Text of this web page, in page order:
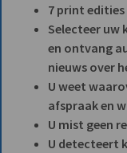
7 print
Selecteer uw
en ontvang
nieuws over
U weet
afspraak en
U mist geen
U detecteert